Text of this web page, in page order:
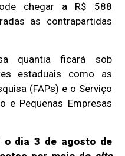
chegar a R$ 588
as contrapartidas
quantia ficará sob
estaduais como as
(FAPs) e o Serviço
e Pequenas Empresas
o dia 3 de agosto de